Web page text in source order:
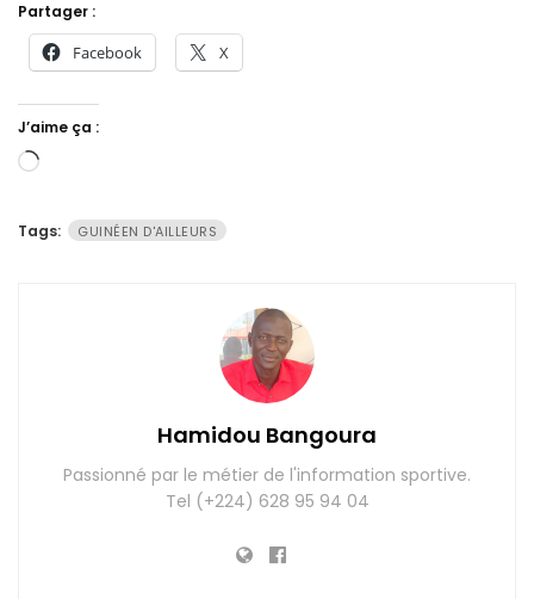
Partager :
Facebook X
J’aime ça :
Chargement…
Tags: GUINÉEN D'AILLEURS
Hamidou Bangoura
Passionné par le métier de l'information sportive.
Tel (+224) 628 95 94 04